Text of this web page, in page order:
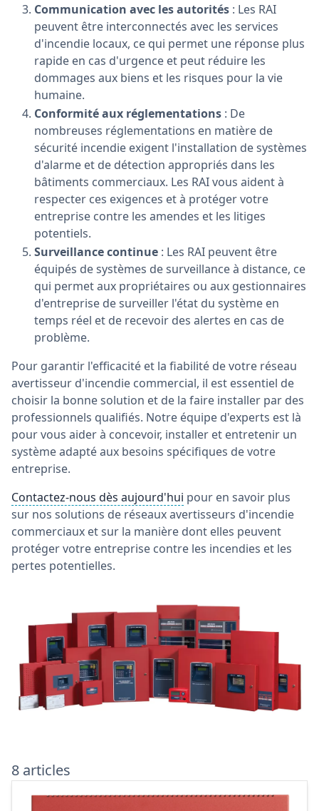
Communication avec les autorités : Les RAI
peuvent être interconnectés avec les services
d'incendie locaux, ce qui permet une réponse plus
rapide en cas d'urgence et peut réduire les
dommages aux biens et les risques pour la vie
humaine.
Conformité aux réglementations : De
nombreuses réglementations en matière de
sécurité incendie exigent l'installation de systèmes
d'alarme et de détection appropriés dans les
bâtiments commerciaux. Les RAI vous aident à
respecter ces exigences et à protéger votre
entreprise contre les amendes et les litiges
potentiels.
Surveillance continue : Les RAI peuvent être
équipés de systèmes de surveillance à distance, ce
qui permet aux propriétaires ou aux gestionnaires
d'entreprise de surveiller l'état du système en
temps réel et de recevoir des alertes en cas de
problème.
Pour garantir l'efficacité et la fiabilité de votre réseau
avertisseur d'incendie commercial, il est essentiel de
choisir la bonne solution et de la faire installer par des
professionnels qualifiés. Notre équipe d'experts est là
pour vous aider à concevoir, installer et entretenir un
système adapté aux besoins spécifiques de votre
entreprise.
Contactez-nous dès aujourd'hui pour en savoir plus
sur nos solutions de réseaux avertisseurs d'incendie
commerciaux et sur la manière dont elles peuvent
protéger votre entreprise contre les incendies et les
pertes potentielles.
8 articles